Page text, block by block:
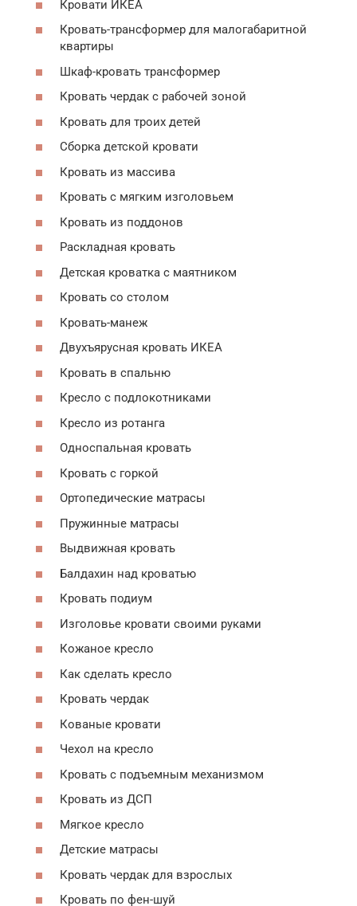
Кровати ИКЕА
Кровать-трансформер для малогабаритной
квартиры
Шкаф-кровать трансформер
Кровать чердак с рабочей зоной
Кровать для троих детей
Сборка детской кровати
Кровать из массива
Кровать с мягким изголовьем
Кровать из поддонов
Раскладная кровать
Детская кроватка с маятником
Кровать со столом
Кровать-манеж
Двухъярусная кровать ИКЕА
Кровать в спальню
Кресло с подлокотниками
Кресло из ротанга
Односпальная кровать
Кровать с горкой
Ортопедические матрасы
Пружинные матрасы
Выдвижная кровать
Балдахин над кроватью
Кровать подиум
Изголовье кровати своими руками
Кожаное кресло
Как сделать кресло
Кровать чердак
Кованые кровати
Чехол на кресло
Кровать с подъемным механизмом
Кровать из ДСП
Мягкое кресло
Детские матрасы
Кровать чердак для взрослых
Кровать по фен-шуй